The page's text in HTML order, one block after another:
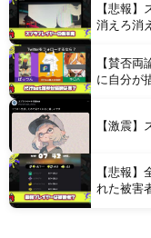
【悲報
消えろ消
【賛否
に自分が
【激震
【悲報
れた被害